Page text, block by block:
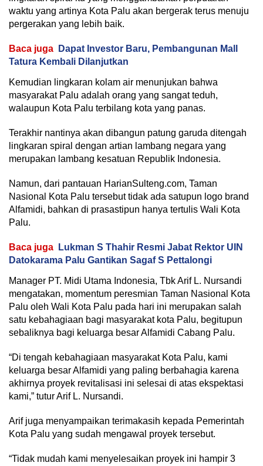
waktu yang artinya Kota Palu akan bergerak terus menuju
pergerakan yang lebih baik.
Baca juga
Dapat Investor Baru, Pembangunan Mall
Tatura Kembali Dilanjutkan
Kemudian lingkaran kolam air menunjukan bahwa
masyarakat Palu adalah orang yang sangat teduh,
walaupun Kota Palu terbilang kota yang panas.
Terakhir nantinya akan dibangun patung garuda ditengah
lingkaran spiral dengan artian lambang negara yang
merupakan lambang kesatuan Republik Indonesia.
Namun, dari pantauan HarianSulteng.com, Taman
Nasional Kota Palu tersebut tidak ada satupun logo brand
Alfamidi, bahkan di prasastipun hanya tertulis Wali Kota
Palu.
Baca juga
Lukman S Thahir Resmi Jabat Rektor UIN
Datokarama Palu Gantikan Sagaf S Pettalongi
Manager PT. Midi Utama Indonesia, Tbk Arif L. Nursandi
mengatakan, momentum peresmian Taman Nasional Kota
Palu oleh Wali Kota Palu pada hari ini merupakan salah
satu kebahagiaan bagi masyarakat kota Palu, begitupun
sebaliknya bagi keluarga besar Alfamidi Cabang Palu.
“Di tengah kebahagiaan masyarakat Kota Palu, kami
keluarga besar Alfamidi yang paling berbahagia karena
akhirnya proyek revitalisasi ini selesai di atas ekspektasi
kami,” tutur Arif L. Nursandi.
Arif juga menyampaikan terimakasih kepada Pemerintah
Kota Palu yang sudah mengawal proyek tersebut.
“Tidak mudah kami menyelesaikan proyek ini hampir 3